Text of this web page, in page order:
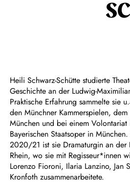
Heili Schwarz-Schütte studierte
Geschichte an der Ludwig-
Praktische Erfahrung sammelte sie
den Münchner Kammerspielen, dem
München und bei einem
Bayerischen Staatsoper in
2020/21 ist sie Dramaturgin an der
Rhein, wo sie mit Regisseur*innen
Lorenzo Fioroni, Ilaria Lanzino, Jan
Kronfoth zusammenarbeitete.